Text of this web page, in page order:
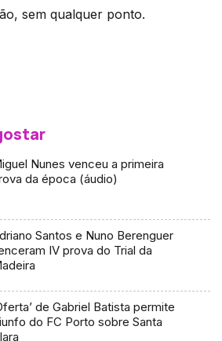
sem qualquer ponto.
Nunes venceu a primeira
da época (áudio)
Santos e Nuno Berenguer
IV prova do Trial da
de Gabriel Batista permite
do FC Porto sobre Santa